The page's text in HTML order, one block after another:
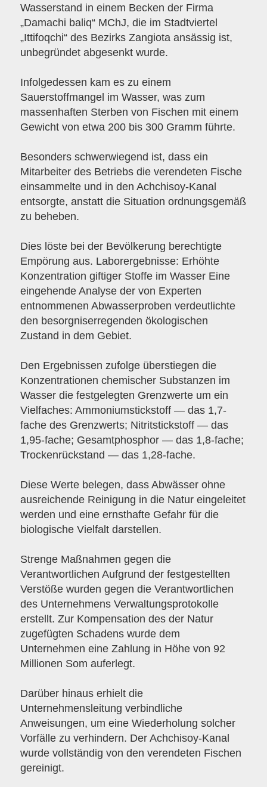
Wasserstand in einem Becken der Firma
„Damachi baliq“ MChJ, die im Stadtviertel
„Ittifoqchi“ des Bezirks Zangiota ansässig ist,
unbegründet abgesenkt wurde.
Infolgedessen kam es zu einem
Sauerstoffmangel im Wasser, was zum
massenhaften Sterben von Fischen mit einem
Gewicht von etwa 200 bis 300 Gramm führte.
Besonders schwerwiegend ist, dass ein
Mitarbeiter des Betriebs die verendeten Fische
einsammelte und in den Achchisoy-Kanal
entsorgte, anstatt die Situation ordnungsgemäß
zu beheben.
Dies löste bei der Bevölkerung berechtigte
Empörung aus. Laborergebnisse: Erhöhte
Konzentration giftiger Stoffe im Wasser Eine
eingehende Analyse der von Experten
entnommenen Abwasserproben verdeutlichte
den besorgniserregenden ökologischen
Zustand in dem Gebiet.
Den Ergebnissen zufolge überstiegen die
Konzentrationen chemischer Substanzen im
Wasser die festgelegten Grenzwerte um ein
Vielfaches: Ammoniumstickstoff — das 1,7-
fache des Grenzwerts; Nitritstickstoff — das
1,95-fache; Gesamtphosphor — das 1,8-fache;
Trockenrückstand — das 1,28-fache.
Diese Werte belegen, dass Abwässer ohne
ausreichende Reinigung in die Natur eingeleitet
werden und eine ernsthafte Gefahr für die
biologische Vielfalt darstellen.
Strenge Maßnahmen gegen die
Verantwortlichen Aufgrund der festgestellten
Verstöße wurden gegen die Verantwortlichen
des Unternehmens Verwaltungsprotokolle
erstellt. Zur Kompensation des der Natur
zugefügten Schadens wurde dem
Unternehmen eine Zahlung in Höhe von 92
Millionen Som auferlegt.
Darüber hinaus erhielt die
Unternehmensleitung verbindliche
Anweisungen, um eine Wiederholung solcher
Vorfälle zu verhindern. Der Achchisoy-Kanal
wurde vollständig von den verendeten Fischen
gereinigt.